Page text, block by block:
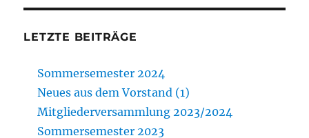
LETZTE BEITRÄGE
Sommersemester 2024
Neues aus dem Vorstand (1)
Mitgliederversammlung 2023/2024
Sommersemester 2023